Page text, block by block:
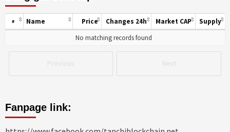
Previous Next
# Name Price Changes 24h Market CAP
Supply
No matching records found
Fanpage link: